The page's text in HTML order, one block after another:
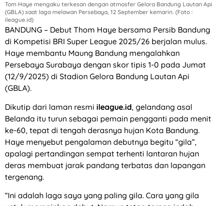
Tom Haye mengaku terkesan dengan atmosfer Gelora Bandung Lautan Api
(GBLA) saat laga melawan Persebaya, 12 September kemarin. (Foto :
ileague.id)
BANDUNG – Debut Thom Haye bersama Persib Bandung
di Kompetisi BRI Super League 2025/26 berjalan mulus.
Haye membantu Maung Bandung mengalahkan
Persebaya Surabaya dengan skor tipis 1-0 pada Jumat
(12/9/2025) di Stadion Gelora Bandung Lautan Api
(GBLA).
Dikutip dari laman resmi ileague.id, gelandang asal
Belanda itu turun sebagai pemain pengganti pada menit
ke-60, tepat di tengah derasnya hujan Kota Bandung.
Haye menyebut pengalaman debutnya begitu “gila”,
apalagi pertandingan sempat terhenti lantaran hujan
deras membuat jarak pandang terbatas dan lapangan
tergenang.
“Ini adalah laga saya yang paling gila. Cara yang gila